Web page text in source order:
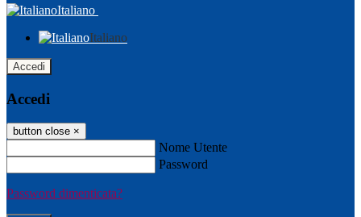
Italiano
Italiano
Accedi
Accedi
button close ×
Nome Utente
Password
Password dimenticata?